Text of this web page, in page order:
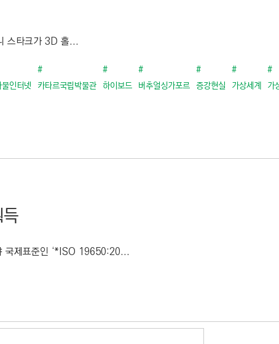
스타크가 3D 홀...
인터넷
#
카타르국립박물관
#
하이보드
#
버추얼싱가포르
#
증강현실
#
가상세계
#
가
국제표준인 ‘*ISO 19650:20...